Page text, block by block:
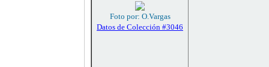
Foto por: O.Vargas
Datos de Colección #3046